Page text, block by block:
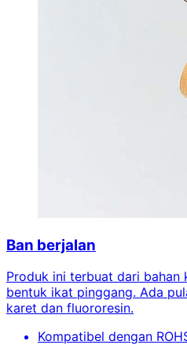
Ban berjalan
Produk ini terbuat dari bahan
bentuk ikat pinggang. Ada
karet dan fluororesin.
Kompatibel dengan